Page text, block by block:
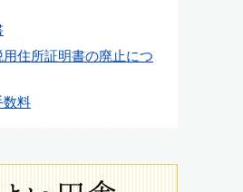
住所証明書の廃止につ
数料